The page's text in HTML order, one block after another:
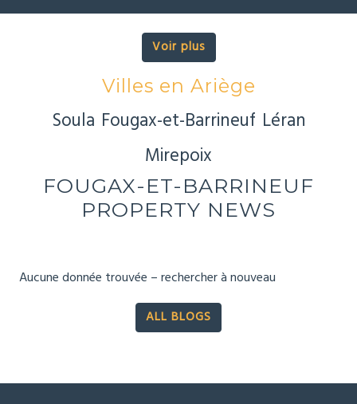
Voir plus
Villes en Ariège
Soula Fougax-et-Barrineuf Léran
Mirepoix
FOUGAX-ET-BARRINEUF
PROPERTY NEWS
Aucune donnée trouvée – rechercher à nouveau
ALL BLOGS